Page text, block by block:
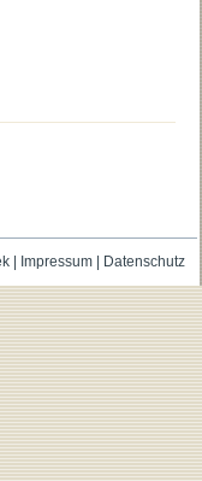
| Impressum| Datenschutz